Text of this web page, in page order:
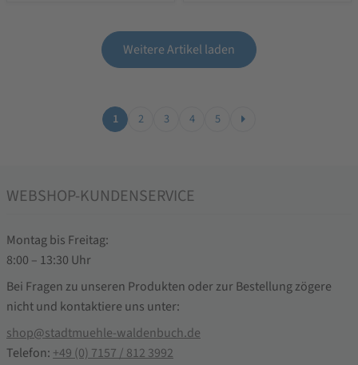
Weitere Artikel laden
1 2 3 4 5
WEBSHOP-KUNDENSERVICE
Montag bis Freitag:
8:00 – 13:30 Uhr
Bei Fragen zu unseren Produkten oder zur Bestellung zögere
nicht und kontaktiere uns unter:
shop@stadtmuehle-waldenbuch.de
Telefon: +49 (0) 7157 / 812 3992